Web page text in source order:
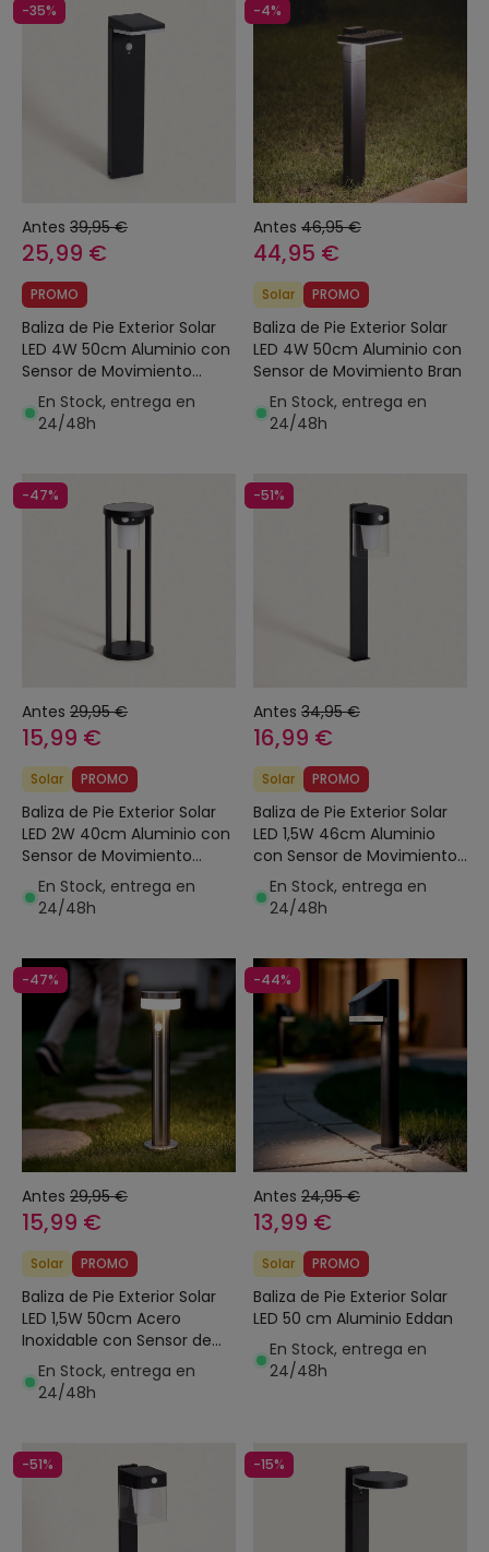
-35%
Antes 39,95 €
25,99 €
PROMO
Baliza de Pie Exterior Solar
LED 4W 50cm Aluminio con
Sensor de Movimiento
Edwan
En Stock, entrega en
24/48h
-4%
Antes 46,95 €
44,95 €
Solar PROMO
Baliza de Pie Exterior Solar
LED 4W 50cm Aluminio con
Sensor de Movimiento Bran
En Stock, entrega en
24/48h
-47%
Antes 29,95 €
15,99 €
Solar PROMO
Baliza de Pie Exterior Solar
LED 2W 40cm Aluminio con
Sensor de Movimiento
Eneko
En Stock, entrega en
24/48h
-51%
Antes 34,95 €
16,99 €
Solar PROMO
Baliza de Pie Exterior Solar
LED 1,5W 46cm Aluminio
con Sensor de Movimiento
Efren
En Stock, entrega en
24/48h
-47%
Antes 29,95 €
15,99 €
Solar PROMO
Baliza de Pie Exterior Solar
LED 1,5W 50cm Acero
Inoxidable con Sensor de
Movimiento Ashier
En Stock, entrega en
24/48h
-44%
Antes 24,95 €
13,99 €
Solar PROMO
Baliza de Pie Exterior Solar
LED 50 cm Aluminio Eddan
En Stock, entrega en
24/48h
-51% -15%